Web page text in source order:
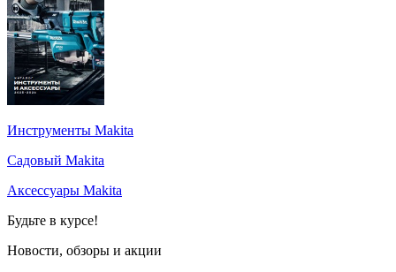
Инструменты Makita
Садовый Makita
Аксессуары Makita
Будьте в курсе!
Новости, обзоры и акции